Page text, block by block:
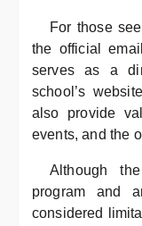
For those
the official
serves as a
school’s
also provide
events, and the
Although
program and
considered